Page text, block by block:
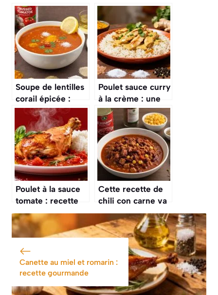
Soupe de lentilles
corail épicée :
recette
savoureuse
Poulet sauce curry
à la crème : une
recette
savoureuse
Poulet à la sauce
tomate : recette
facile et
savoureuse
Cette recette de
chili con carne va
vous faire oublier
la version trop
épicée que vous
connaissez
Canette au miel et romarin :
recette gourmande